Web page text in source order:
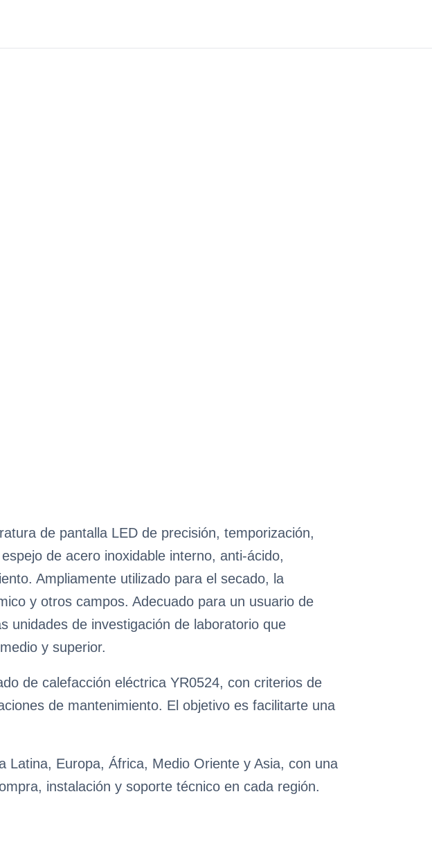
de pantalla LED de precisión, temporización,
de acero inoxidable interno, anti-ácido,
Ampliamente utilizado para el secado, la
y otros campos. Adecuado para un usuario de
unidades de investigación de laboratorio que
y superior.
de calefacción eléctrica YR0524, con criterios de
de mantenimiento. El objetivo es facilitarte una
Latina, Europa, África, Medio Oriente y Asia, con una
instalación y soporte técnico en cada región.